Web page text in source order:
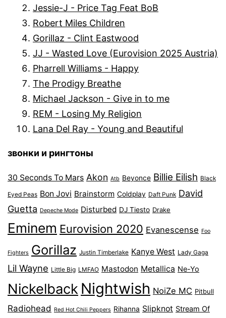
Jessie-J - Price Tag Feat BoB
Robert Miles Children
Gorillaz - Clint Eastwood
JJ - Wasted Love (Eurovision 2025 Austria)
Pharrell Williams - Happy
The Prodigy Breathe
Michael Jackson - Give in to me
REM - Losing My Religion
Lana Del Ray - Young and Beautiful
звонки и рингтоны
30 Seconds To Mars Akon Atb Beyonce Billie Eilish Black
Eyed Peas Bon Jovi Brainstorm Coldplay Daft Punk David
Guetta Depeche Mode Disturbed DJ Tiesto Drake
Eminem Eurovision 2020 Evanescense Foo
Fighters Gorillaz Justin Timberlake Kanye West Lady Gaga
Lil Wayne Little Big LMFAO Mastodon Metallica Ne-Yo
Nickelback Nightwish NoiZe MC Pitbull
Radiohead Red Hot Chili Peppers Rihanna Slipknot Stream Of